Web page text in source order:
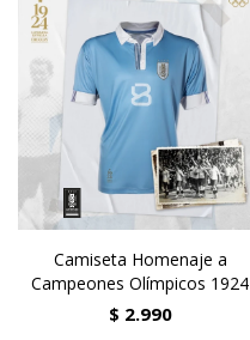
Camiseta Homenaje a
Campeones Olímpicos 1924
$ 2.990